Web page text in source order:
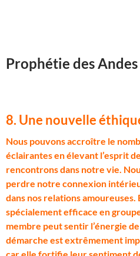
Prophétie des Andes
8. Une nouvelle
Nous pouvons accroître le
éclairantes en élevant l’esprit
rencontrons dans notre vie.
perdre notre connexion
dans nos relations
spécialement efficace en
membre peut sentir l’énergie
démarche est extrêmement
car elle fortifie leur sentiment